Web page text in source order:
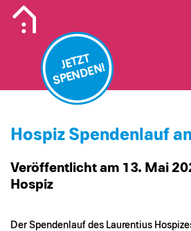
JETZT
SPENDEN!
Hospiz Spendenlauf
Veröffentlicht am 13. Mai
Hospiz
Der Spendenlauf des Laurentius
Mobiles Logo Mission Lebenshaus